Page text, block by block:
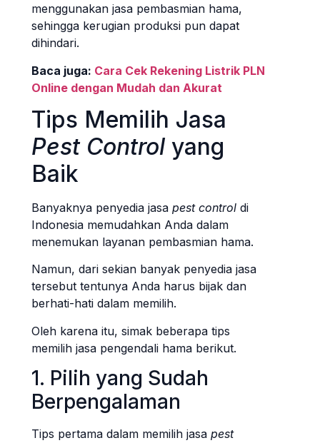
menggunakan jasa pembasmian hama,
sehingga kerugian produksi pun dapat
dihindari.
Baca juga: Cara Cek Rekening Listrik PLN
Online dengan Mudah dan Akurat
Tips Memilih Jasa
Pest Control yang
Baik
Banyaknya penyedia jasa pest control di
Indonesia memudahkan Anda dalam
menemukan layanan pembasmian hama.
Namun, dari sekian banyak penyedia jasa
tersebut tentunya Anda harus bijak dan
berhati-hati dalam memilih.
Oleh karena itu, simak beberapa tips
memilih jasa pengendali hama berikut.
1. Pilih yang Sudah
Berpengalaman
Tips pertama dalam memilih jasa pest